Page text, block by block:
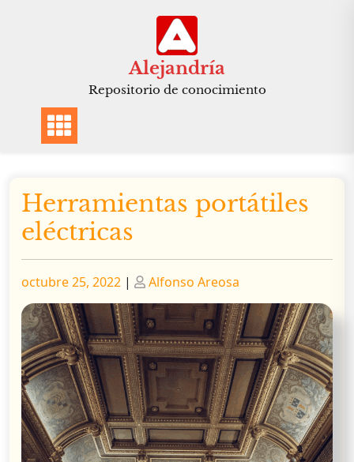
Alejandría
Repositorio de conocimiento
Herramientas portátiles
eléctricas
Publicado
octubre 25, 2022 | Publicado
Alfonso Areosa